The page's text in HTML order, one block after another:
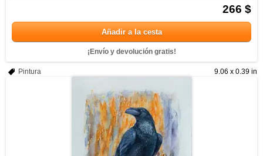
266 $
Añadir a la cesta
¡Envío y devolución gratis!
9.06 x 0.39 in
Pintura